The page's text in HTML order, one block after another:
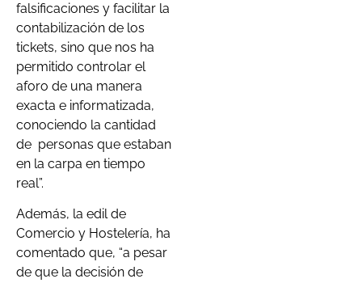
falsificaciones y facilitar la
contabilización de los
tickets, sino que nos ha
permitido controlar el
aforo de una manera
exacta e informatizada,
conociendo la cantidad
de personas que estaban
en la carpa en tiempo
real”.
Además, la edil de
Comercio y Hostelería, ha
comentado que, “a pesar
de que la decisión de